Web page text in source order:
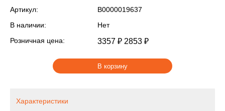
Артикул:
В0000019637
В наличии:
Нет
Розничная цена:
3357 ₽ 2853 ₽
В корзину
Характеристики